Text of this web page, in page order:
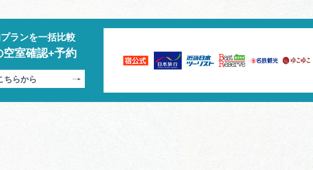
ランを一括比較
空室確認+予約
ちらから